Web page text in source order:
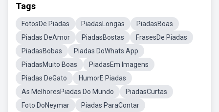
Tags
FotosDe Piadas PiadasLongas
PiadasBoas
Piadas DeAmor
PiadasBostas
FrasesDe Piadas
PiadasBobas
Piadas DoWhats App
PiadasMuito Boas
PiadasEm Imagens
Piadas DeGato
HumorE Piadas
As MelhoresPiadas Do Mundo
PiadasCurtas
Foto DoNeymar
Piadas ParaContar